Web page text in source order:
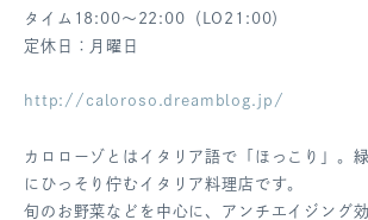
タイム18:00～22:00（LO21:00）
定休日：月曜日
http://caloroso.dreamblog.jp/
カロローゾとはイタリア語で「ほっこり」。
にひっそり佇むイタリア料理店です。
旬のお野菜などを中心に、アンチエイジング